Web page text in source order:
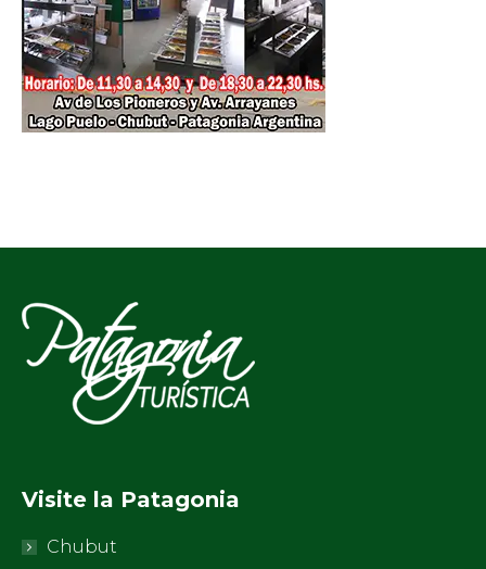
Visite la Patagonia
Chubut